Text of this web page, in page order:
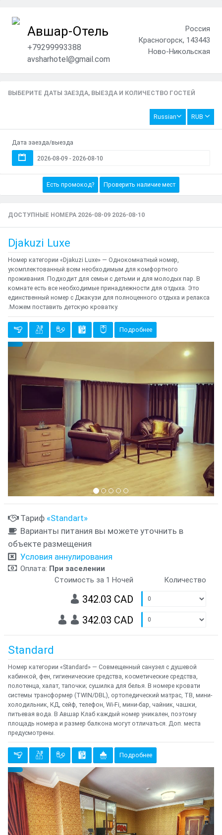
Авшар-Отель
+79299993388
avsharhotel@gmail.com
Россия
Красногорск, 143443
Ново-Никольская
ВЫБЕРИТЕ ДАТЫ ЗАЕЗДА, ВЫЕЗДА И КОЛИЧЕСТВО ГОСТЕЙ
Russian RUB
Дата заезда/выезда
Есть промокод? Проверить наличие мест
ДОСТУПНЫЕ НОМЕРА 2026-08-09 2026-08-10
Djakuzi Luxe
Номер категории «Djakuzi Luxe» — Однокомнатный номер,
укомплектованный всем необходимым для комфортного
проживания. Подходит для семьи с детьми и для молодых пар. В
комнате есть все необходимые принадлежности для отдыха. Это
единственный номер с Джакузи для полноценного отдыха и релакса
.Можем поставить детскую кроватку.
Подробнее
{clt_left} 1 Количество
Предыдущий
Тариф «Standart»
Варианты питания вы можете уточнить в
объекте размещения
Условия аннулирования
Оплата: При заселении
Стоимость за 1 Ночей
Количество
342.03 CAD
342.03 CAD
Standard
Номер категории «Standard» — Совмещенный санузел с душевой
кабинкой, фен, гигиенические средства, косметические средства,
полотенца, халат, тапочки; сушилка для белья. В номере кровати
системы трансформер (TWIN/DBL), ортопедический матрас, ТВ, мини-
холодильник, КД, сейф, телефон, Wi-Fi, мини-бар, чайник, чашки,
питьевая вода. В Авшар Клаб каждый номер уникален, поэтому
площадь номера и размер балкона могут отличаться. Доп. места
предусмотрены.
Подробнее
{clt_left} 4 Количество
Предыдущий